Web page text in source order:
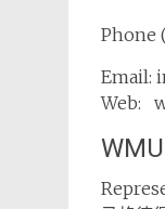
Phone
Email:
Web: